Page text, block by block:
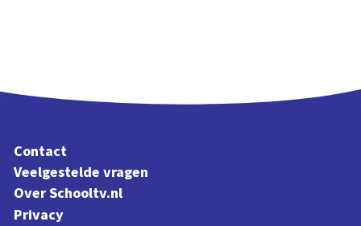
Contact
Veelgestelde vragen
Over Schooltv.nl
Privacy